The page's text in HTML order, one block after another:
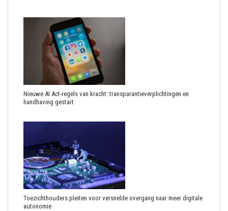
Nieuwe AI Act-regels van kracht: transparantieverplichtingen en
handhaving gestart
Toezichthouders pleiten voor versnelde overgang naar meer digitale
autonomie